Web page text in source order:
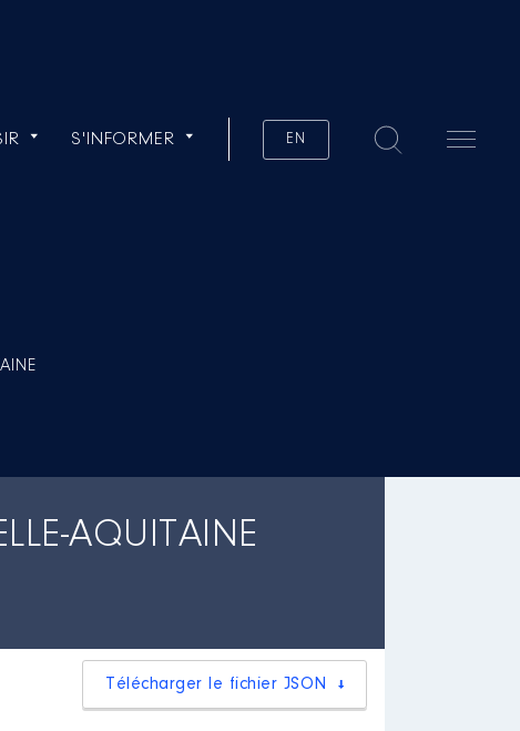
S'INFORMER EN
AQUITAINE
Télécharger le fichier JSON